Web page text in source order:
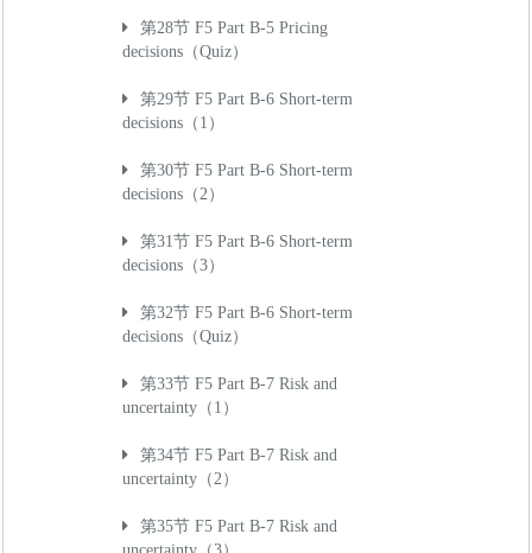
第28节 F5 Part B-5 Pricing
decisions（Quiz）
第29节 F5 Part B-6 Short-term
decisions（1）
第30节 F5 Part B-6 Short-term
decisions（2）
第31节 F5 Part B-6 Short-term
decisions（3）
第32节 F5 Part B-6 Short-term
decisions（Quiz）
第33节 F5 Part B-7 Risk and
uncertainty（1）
第34节 F5 Part B-7 Risk and
uncertainty（2）
第35节 F5 Part B-7 Risk and